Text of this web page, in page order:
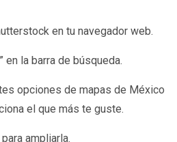
en tu navegador web.
en la barra de búsqueda.
opciones de mapas de México
el que más te guste.
ampliarla.